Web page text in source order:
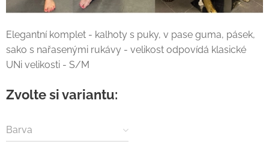
Elegantní komplet - kalhoty s puky, v pase guma, pásek,
sako s nařasenými rukávy - velikost odpovídá klasické
UNi velikosti - S/M
Zvolte si variantu:
Barva